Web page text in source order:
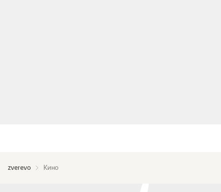
zverevo Кино